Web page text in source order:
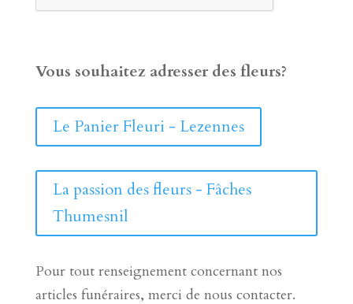
Vous souhaitez adresser des fleurs?
Le Panier Fleuri - Lezennes
La passion des fleurs - Fâches
Thumesnil
Pour tout renseignement concernant nos
articles funéraires, merci de nous contacter.